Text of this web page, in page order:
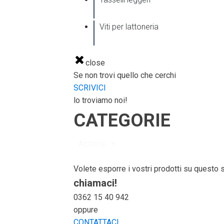
Viti per lattoneria
close
Se non trovi quello che cerchi
SCRIVICI
lo troviamo noi!
CATEGORIE
Volete esporre i vostri prodotti su questo
chiamaci!
0362 15 40 942
oppure